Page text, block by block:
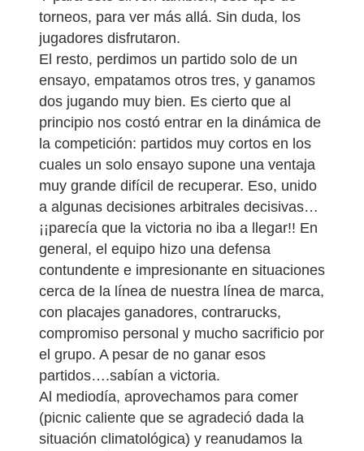
torneos, para ver más allá. Sin duda, los
jugadores disfrutaron.
El resto, perdimos un partido solo de un
ensayo, empatamos otros tres, y ganamos
dos jugando muy bien. Es cierto que al
principio nos costó entrar en la dinámica de
la competición: partidos muy cortos en los
cuales un solo ensayo supone una ventaja
muy grande difícil de recuperar. Eso, unido
a algunas decisiones arbitrales decisivas…
¡¡parecía que la victoria no iba a llegar!! En
general, el equipo hizo una defensa
contundente e impresionante en situaciones
cerca de la línea de nuestra línea de marca,
con placajes ganadores, contrarucks,
compromiso personal y mucho sacrificio por
el grupo. A pesar de no ganar esos
partidos….sabían a victoria.
Al mediodía, aprovechamos para comer
(picnic caliente que se agradeció dada la
situación climatológica) y reanudamos la